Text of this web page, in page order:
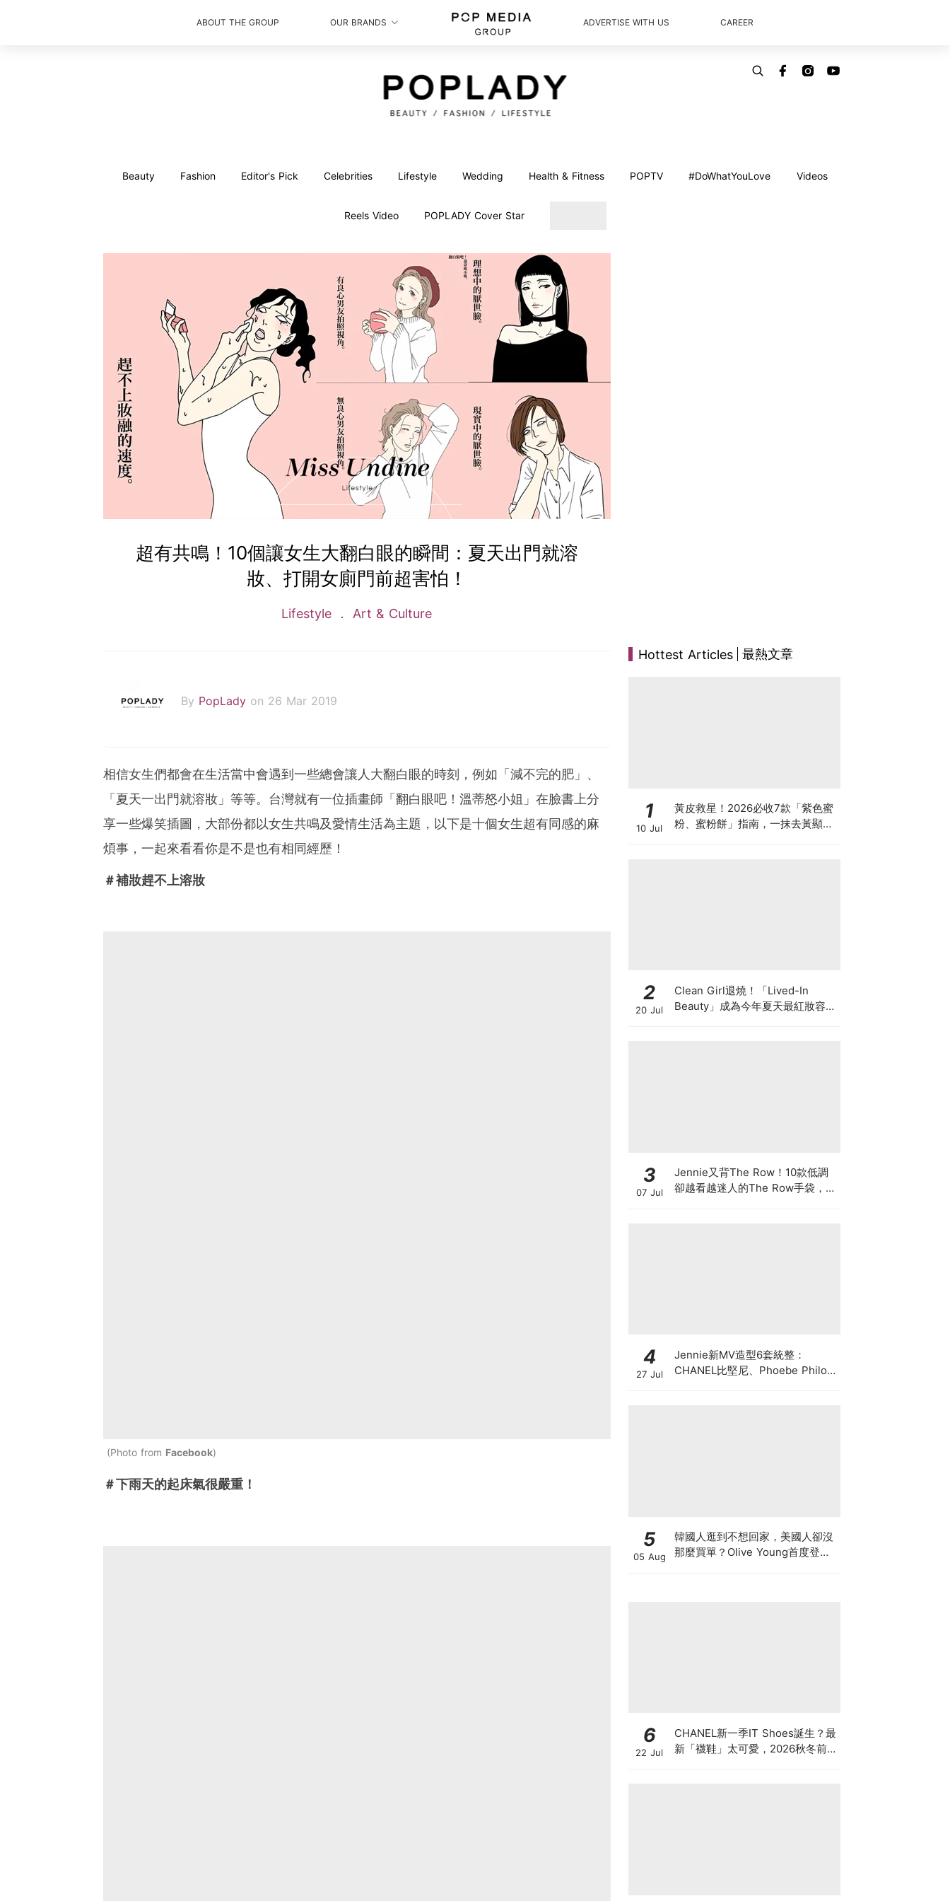
ABOUT THE GROUP OUR BRANDS ADVERTISE WITH US CAREER
Beauty Fashion Editor's Pick Celebrities Lifestyle Wedding Health & Fitness POPTV #DoWhatYouLove Videos
Reels Video POPLADY Cover Star
超有共鳴！10個讓女生大翻白眼的瞬間：夏天出門就溶
妝、打開女廁門前超害怕！
Lifestyle Art & Culture
By PopLady on 26 Mar 2019
相信女生們都會在生活當中會遇到一些總會讓人大翻白眼的時刻，例如「減不完的肥」、
「夏天一出門就溶妝」等等。台灣就有一位插畫師「翻白眼吧！溫蒂怒小姐」在臉書上分
享一些爆笑插圖，大部份都以女生共鳴及愛情生活為主題，以下是十個女生超有同感的麻
煩事，一起來看看你是不是也有相同經歷！
＃補妝趕不上溶妝
Photo from Facebook
＃下雨天的起床氣很嚴重！
Hottest Articles 最熱文章
1
10 Jul
黃皮救星！2026必收7款「紫色蜜
粉、蜜粉餅」指南，一抹去黃顯
2
20 Jul
Clean Girl退燒！「Lived-In
Beauty」成為今年夏天最紅妝容，
3
07 Jul
Jennie又背The Row！10款低調
卻越看越迷人的The Row手袋，長
4
27 Jul
Jennie新MV造型6套統整：
CHANEL比堅尼、Phoebe Philo
5
05 Aug
韓國人逛到不想回家，美國人卻沒
那麼買單？Olive Young首度登陸
6
22 Jul
CHANEL新一季IT Shoes誕生？最
新「襪鞋」太可愛，2026秋冬前